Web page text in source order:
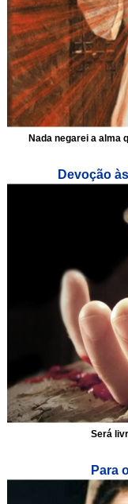
Nada negarei a alma
Devoção
Será
Para